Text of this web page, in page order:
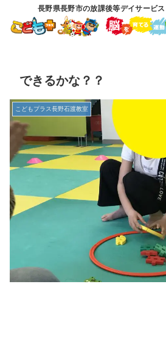
長野県長野市の放課後等デイサービ
できるかな？？
こどもプラス長野石渡教室